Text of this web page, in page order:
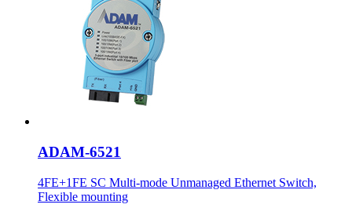
ADAM-6521
4FE+1FE SC Multi-mode Unmanaged Ethernet Switch,
Flexible mounting